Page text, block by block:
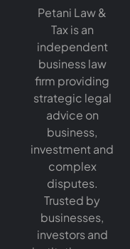
Petani Law &
Tax is an
independent
business law
firm providing
strategic legal
advice on
business,
investment and
complex
disputes.
Trusted by
businesses,
investors and